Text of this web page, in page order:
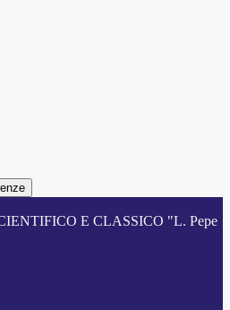
E CLASSICO "L. Pepe